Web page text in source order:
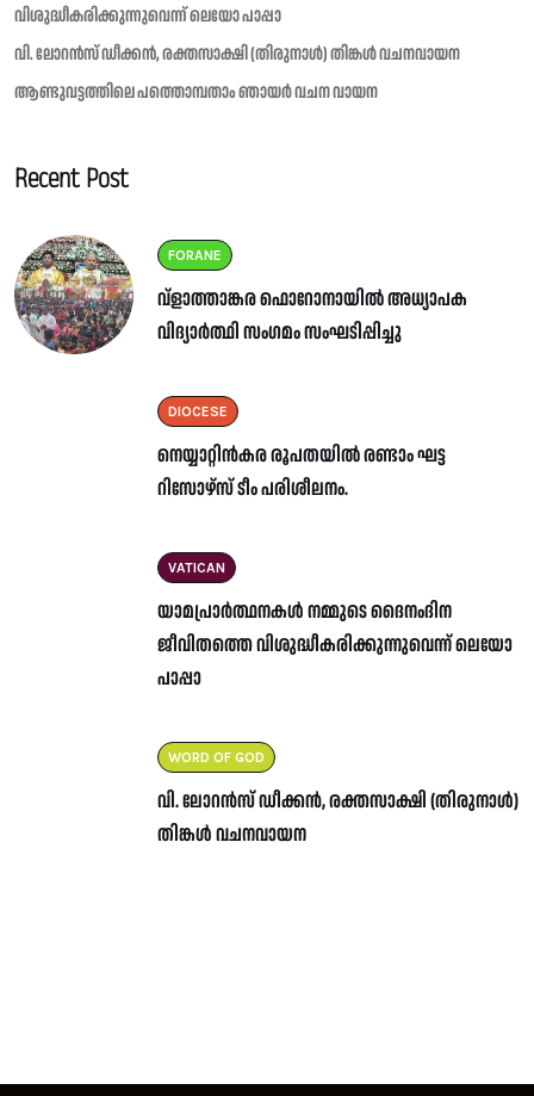
വിശുദ്ധീകരിക്കുന്നുവെന്ന് ലെയോ പാപ്പാ
വി. ലോറൻസ് ഡീക്കൻ, രക്തസാക്ഷി (തിരുനാൾ) തിങ്കൾ വചനവായന
ആണ്ടുവട്ടത്തിലെ പത്തൊമ്പതാം ഞായർ വചന വായന
Recent Post
FORANE
വ്ളാത്താങ്കര ഫൊറോനായിൽ അധ്യാപക
വിദ്യാർത്ഥി സംഗമം സംഘടിപ്പിച്ചു
DIOCESE
നെയ്യാറ്റിൻകര രൂപതയിൽ രണ്ടാം ഘട്ട
റിസോഴ്സ് ടീം പരിശീലനം.
VATICAN
യാമപ്രാർത്ഥനകൾ നമ്മുടെ ദൈനംദിന
ജീവിതത്തെ വിശുദ്ധീകരിക്കുന്നുവെന്ന് ലെയോ
പാപ്പാ
WORD OF GOD
വി. ലോറൻസ് ഡീക്കൻ, രക്തസാക്ഷി (തിരുനാൾ)
തിങ്കൾ വചനവായന